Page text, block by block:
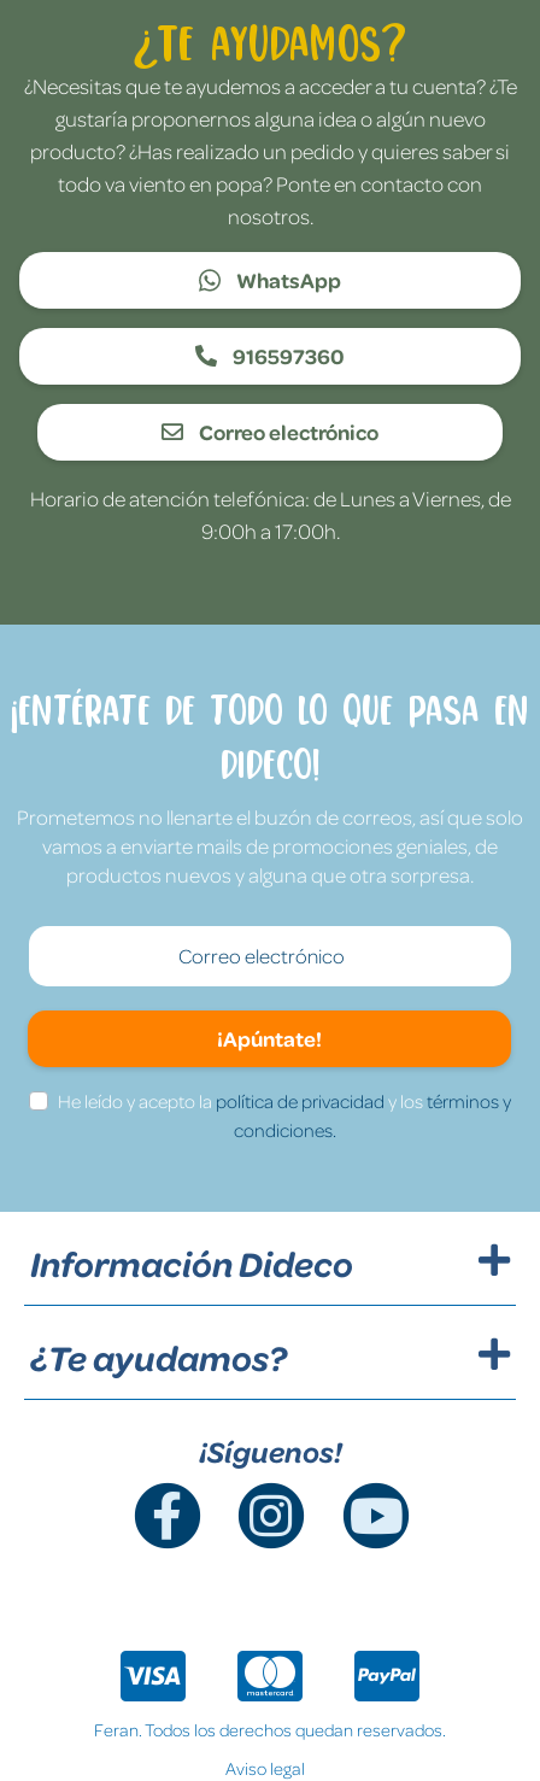
¿Te ayudamos?
¿Necesitas que te ayudemos a acceder a tu cuenta? ¿Te
gustaría proponernos alguna idea o algún nuevo
producto? ¿Has realizado un pedido y quieres saber si
todo va viento en popa? Ponte en contacto con
nosotros.
WhatsApp
916597360
Correo electrónico
Horario de atención telefónica: de Lunes a Viernes, de
9:00h a 17:00h.
¡Entérate de todo lo que pasa en
Dideco!
Prometemos no llenarte el buzón de correos, así que solo
vamos a enviarte mails de promociones geniales, de
productos nuevos y alguna que otra sorpresa.
¡Apúntate!
He leído y acepto la política de privacidad y lostérminos y
condiciones.
Información Dideco
¿Te ayudamos?
¡Síguenos!
Feran. Todos los derechos quedan reservados.
Aviso legal